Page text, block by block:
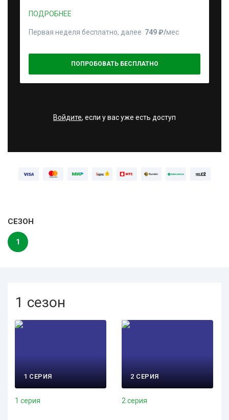
ПОДРОБНЕЕ
Первая неделя бесплатно, далее 749 ₽⁠/⁠мес
ПОПРОБОВАТЬ БЕСПЛАТНО
Войдите, если у вас уже есть доступ
СЕЗОН
1
1 сезон
1 СЕРИЯ
1 серия
2 СЕРИЯ
2 серия